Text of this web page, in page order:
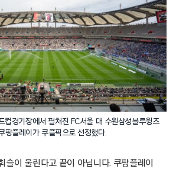
컵경기장에서 펼쳐진 FC서울 대 수원삼성블루윙즈
팡플레이가 쿠플픽으로 선정했다.
슬이 울린다고 끝이 아닙니다. 쿠팡플레이